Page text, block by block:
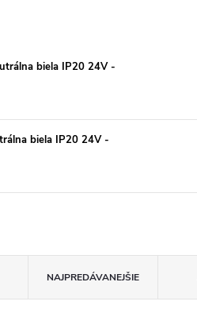
biela IP20 24V -
biela IP20 24V -
NAJPREDÁVANEJŠIE